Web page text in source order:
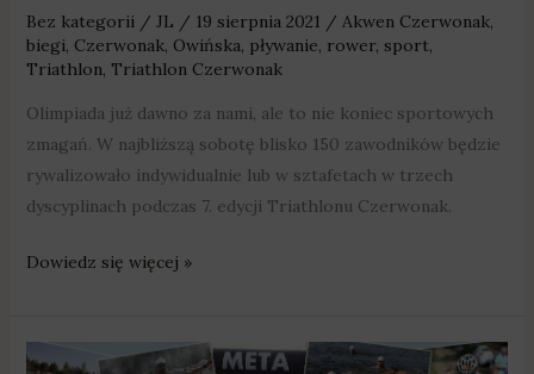
Bez kategorii/ JL / 19 sierpnia 2021 / Akwen Czerwonak,
biegi, Czerwonak, Owińska, pływanie, rower, sport,
Triathlon, Triathlon Czerwonak
Olimpiada już dawno za nami, ale to nie koniec sportowych
zmagań. W najbliższą sobotę blisko 150 zawodników będzie
rywalizowało indywidualnie lub w sztafetach w trzech
dyscyplinach podczas 7. edycji Triathlonu Czerwonak.
Dowiedz się więcej »
„Ludzie